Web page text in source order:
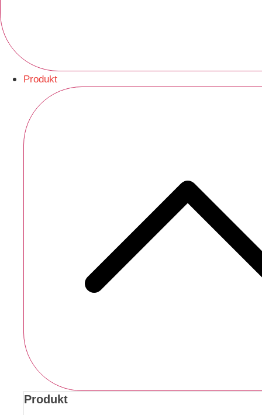
Produkt
Produkt